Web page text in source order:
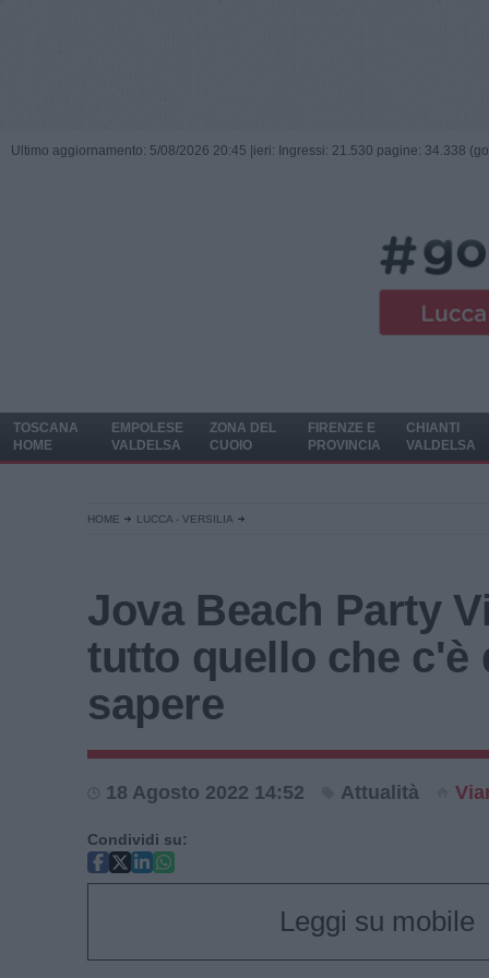
Ultimo aggiornamento: 5/08/2026 20:45 | ieri: Ingressi: 21.530 pagine: 34.338
TOSCANA
HOME
EMPOLESE
VALDELSA
ZONA DEL
CUOIO
FIRENZE E
PROVINCIA
CHIANTI
VALDELSA
HOME LUCCA - VERSILIA
Jova Beach Party
tutto quello che c'è
sapere
18 Agosto 2022 14:52 Attualità
Condividi su:
Leggi su mobile